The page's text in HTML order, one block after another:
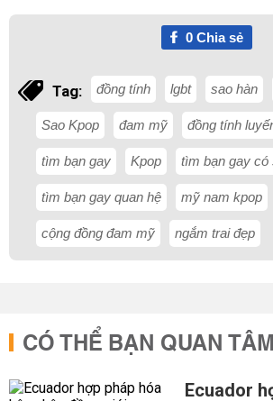
0Chia sẻ
Tag: đồng tính lgbt sao hàn
Sao Kpop đam mỹ đồng tính
tìm bạn gay Kpop tìm bạn gay có
tìm bạn gay quan hệ mỹ nam kpop
cộng đồng đam mỹ ngắm trai đẹp
CÓ THỂ BẠN QUAN TÂM
Ecuador